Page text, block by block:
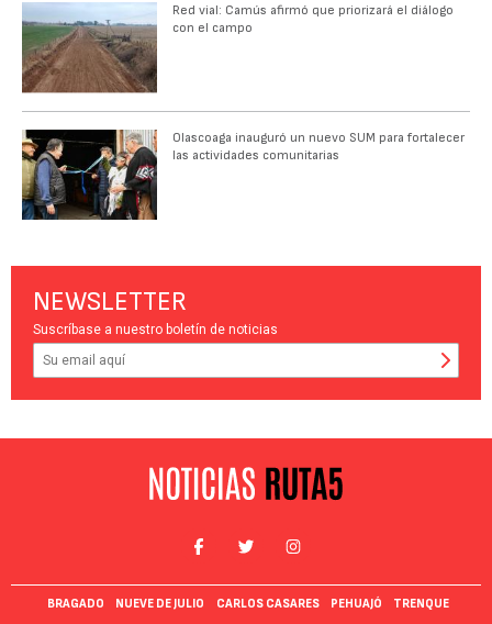
Red vial: Camús afirmó que priorizará el diálogo
con el campo
Olascoaga inauguró un nuevo SUM para fortalecer
las actividades comunitarias
NEWSLETTER
Suscríbase a nuestro boletín de noticias
BRAGADO NUEVE DE JULIO CARLOS CASARES PEHUAJÓ
TRENQUE